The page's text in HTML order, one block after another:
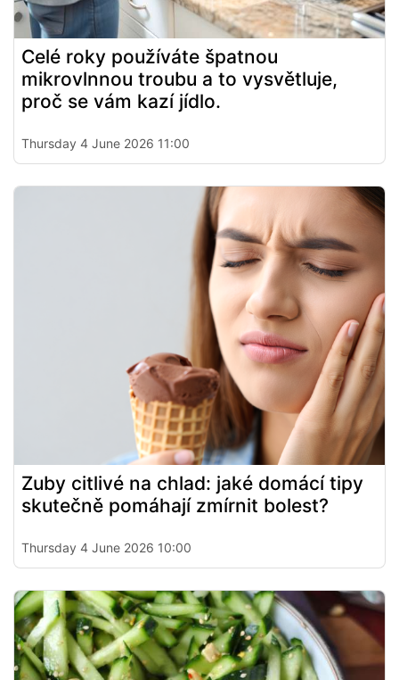
Celé roky používáte špatnou
mikrovlnnou troubu a to vysvětluje,
proč se vám kazí jídlo.
Thursday 4 June 2026 11:00
Zuby citlivé na chlad: jaké domácí tipy
skutečně pomáhají zmírnit bolest?
Thursday 4 June 2026 10:00